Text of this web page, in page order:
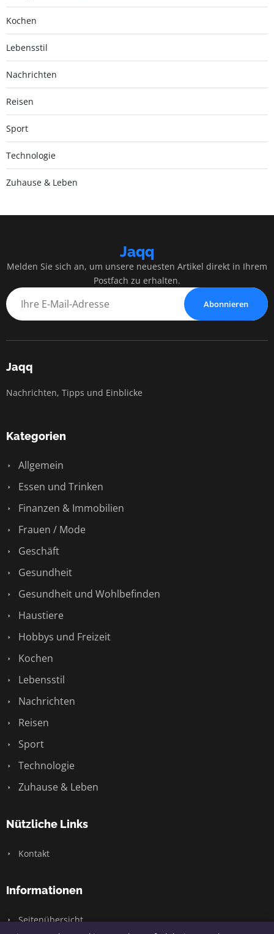
Kochen
Lebensstil
Nachrichten
Reisen
Sport
Technologie
Zuhause & Leben
Jaqq
Melden Sie sich an, um unsere neuesten Artikel direkt in Ihrem
Postfach zu erhalten.
Abonnieren
Jaqq
Nachrichten, Tipps und Einblicke
Kategorien
Allgemein
Essen und Trinken
Finanzen & Immobilien
Frauen / Mode
Geschäft
Gesundheit
Gesundheit und Wohlbefinden
Haustiere
Hobbys und Freizeit
Kochen
Lebensstil
Nachrichten
Reisen
Sport
Technologie
Zuhause & Leben
Nützliche Links
Kontakt
Informationen
Seitenübersicht